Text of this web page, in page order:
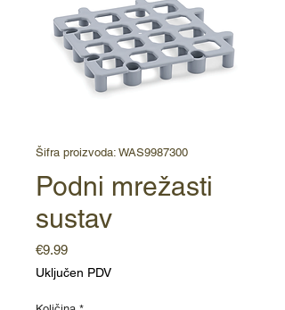
Šifra proizvoda: WAS9987300
Podni mrežasti
sustav
€9.99Cijena
Uključen PDV